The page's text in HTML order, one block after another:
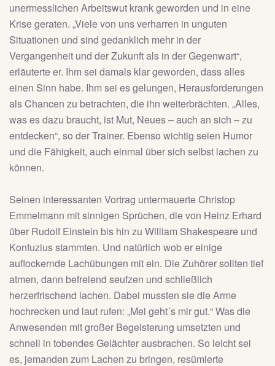
unermesslichen Arbeitswut krank geworden und in eine
Krise geraten. „Viele von uns verharren in unguten
Situationen und sind gedanklich mehr in der
Vergangenheit und der Zukunft als in der Gegenwart“,
erläuterte er. Ihm sei damals klar geworden, dass alles
einen Sinn habe. Ihm sei es gelungen, Herausforderungen
als Chancen zu betrachten, die ihn weiterbrächten. „Alles,
was es dazu braucht, ist Mut, Neues – auch an sich – zu
entdecken“, so der Trainer. Ebenso wichtig seien Humor
und die Fähigkeit, auch einmal über sich selbst lachen zu
können.
Seinen interessanten Vortrag untermauerte Christop
Emmelmann mit sinnigen Sprüchen, die von Heinz Erhard
über Rudolf Einstein bis hin zu William Shakespeare und
Konfuzius stammten. Und natürlich wob er einige
auflockernde Lachübungen mit ein. Die Zuhörer sollten tief
atmen, dann befreiend seufzen und schließlich
herzerfrischend lachen. Dabei mussten sie die Arme
hochrecken und laut rufen: „Mei geht´s mir gut.“ Was die
Anwesenden mit großer Begeisterung umsetzten und
schnell in tobendes Gelächter ausbrachen. So leicht sei
es, jemanden zum Lachen zu bringen, resümierte